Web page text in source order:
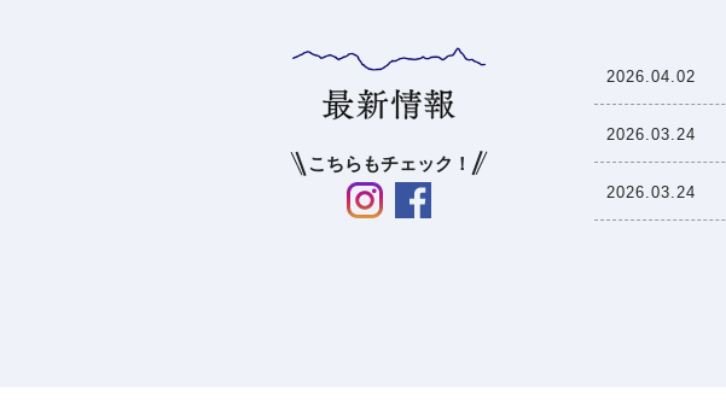
こちらもチェック！
2026.04.02
2026.03.24
2026.03.24